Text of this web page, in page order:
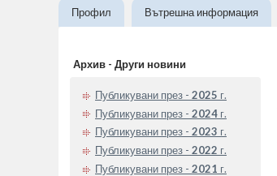
Профил Вътрешна информация
Архив - Други новини
Публикувани през - 2025 г.
Публикувани през - 2024 г.
Публикувани през - 2023 г.
Публикувани през - 2022 г.
Публикувани през - 2021 г.